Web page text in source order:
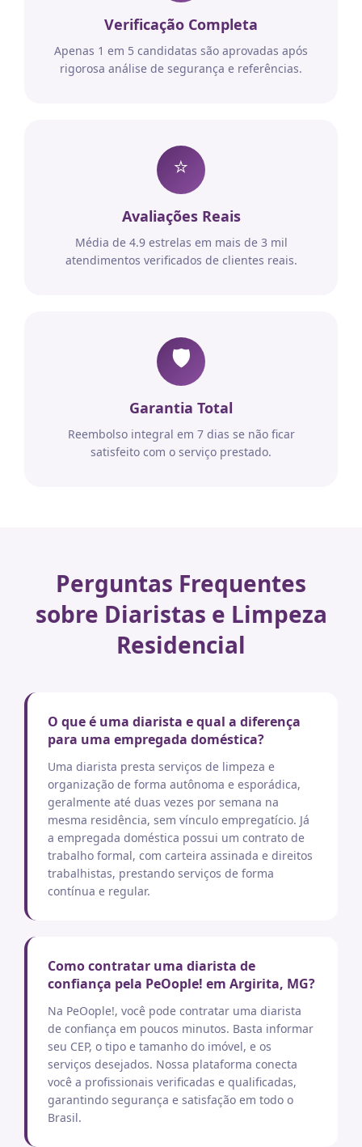
Verificação Completa
Apenas 1 em 5 candidatas são aprovadas após
rigorosa análise de segurança e referências.
⭐
Avaliações Reais
Média de 4.9 estrelas em mais de 3 mil
atendimentos verificados de clientes reais.
🛡️
Garantia Total
Reembolso integral em 7 dias se não ficar
satisfeito com o serviço prestado.
Perguntas Frequentes
sobre Diaristas e Limpeza
Residencial
O que é uma diarista e qual a diferença
para uma empregada doméstica?
Uma diarista presta serviços de limpeza e
organização de forma autônoma e esporádica,
geralmente até duas vezes por semana na
mesma residência, sem vínculo empregatício. Já
a empregada doméstica possui um contrato de
trabalho formal, com carteira assinada e direitos
trabalhistas, prestando serviços de forma
contínua e regular.
Como contratar uma diarista de
confiança pela PeOople! em Argirita, MG?
Na PeOople!, você pode contratar uma diarista
de confiança em poucos minutos. Basta informar
seu CEP, o tipo e tamanho do imóvel, e os
serviços desejados. Nossa plataforma conecta
você a profissionais verificadas e qualificadas,
garantindo segurança e satisfação em todo o
Brasil.